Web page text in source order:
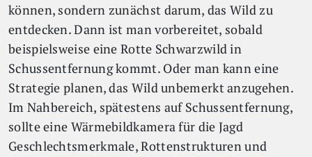
können, sondern zunächst darum, das Wild zu
entdecken. Dann ist man vorbereitet, sobald
beispielsweise eine Rotte Schwarzwild in
Schussentfernung kommt. Oder man kann eine
Strategie planen, das Wild unbemerkt anzugehen.
Im Nahbereich, spätestens auf Schussentfernung,
sollte eine Wärmebildkamera für die Jagd
Geschlechtsmerkmale, Rottenstrukturen und